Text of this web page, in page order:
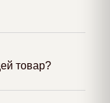
товар?